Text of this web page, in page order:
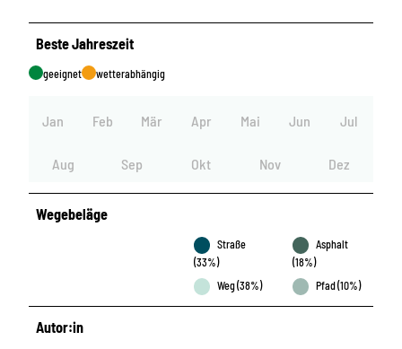
Beste Jahreszeit
geeignet wetterabhängig
Jan Feb Mär Apr Mai Jun Jul
Aug Sep Okt Nov Dez
Wegebeläge
Straße
(33%)
Asphalt
(18%)
Weg (38%)
Pfad (10%)
Autor:in